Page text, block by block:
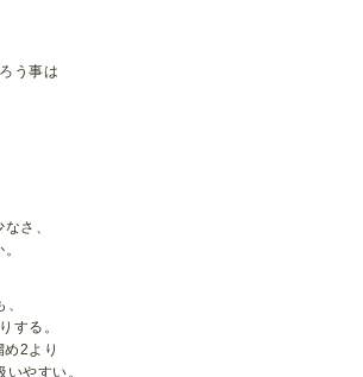
う事は
さ、
する。
2より
やすい。